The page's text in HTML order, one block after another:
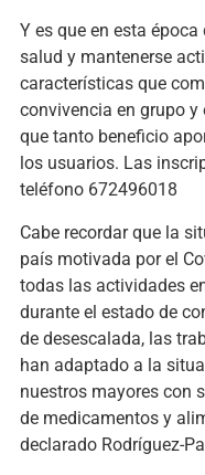
Y es que en esta
salud y mantenerse
características que
convivencia en grupo
que tanto beneficio
los usuarios. Las
teléfono 672496018
Cabe recordar que la
país motivada por el
todas las actividades
durante el estado de
de desescalada, las
han adaptado a la
nuestros mayores con
de medicamentos y
declarado Rodríguez-